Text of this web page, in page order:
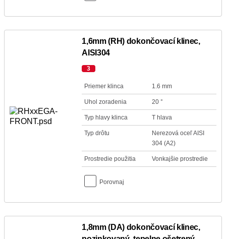
1,6mm (RH) dokončovací klinec,
AISI304
3
Priemer klinca 1.6 mm
Uhol zoradenia 20 °
Typ hlavy klinca T hlava
Typ drôtu
Nerezová oceľ AISI
304 (A2)
Prostredie použitia Vonkajšie prostredie
Porovnaj
1,8mm (DA) dokončovací klinec,